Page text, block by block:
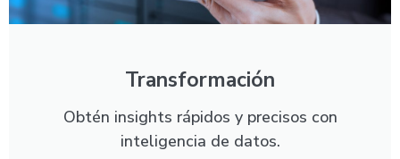
Transformación
Obtén insights rápidos y precisos con
inteligencia de datos.